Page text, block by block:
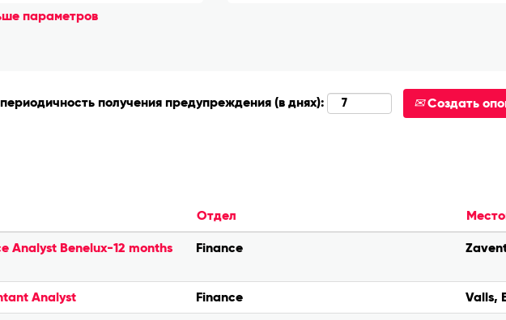
параметров
получения предупреждения (в днях): Создать
Отдел
Analyst Benelux-12 months
Finance
Analyst Finance Valls,